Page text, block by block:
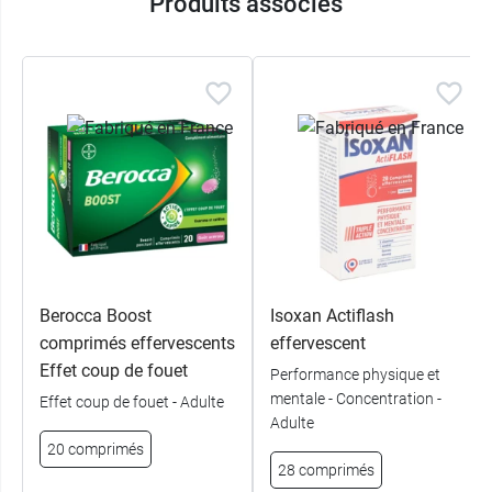
0139238920
Berocca Boost
comprimés effervescents
Effet coup de fouet
Effet coup de fouet - Adulte
20 comprimés
Isoxan Actiflash
effervescent
Performance physique et
mentale - Concentration -
Adulte
28 comprimés